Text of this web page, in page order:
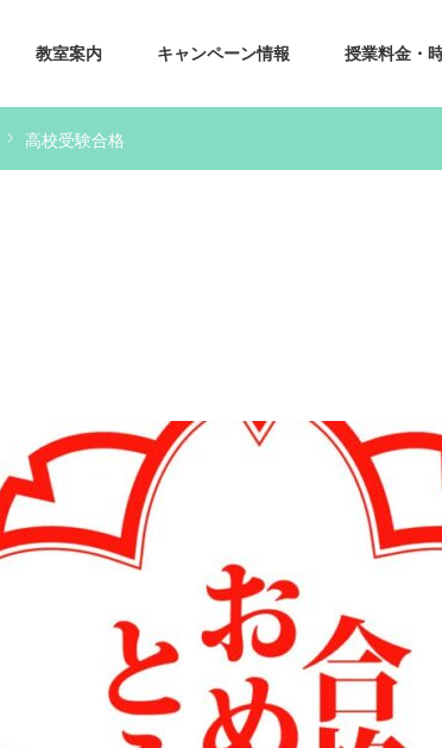
教室案内 キャンペーン情報 授業料金・
高校受験合格